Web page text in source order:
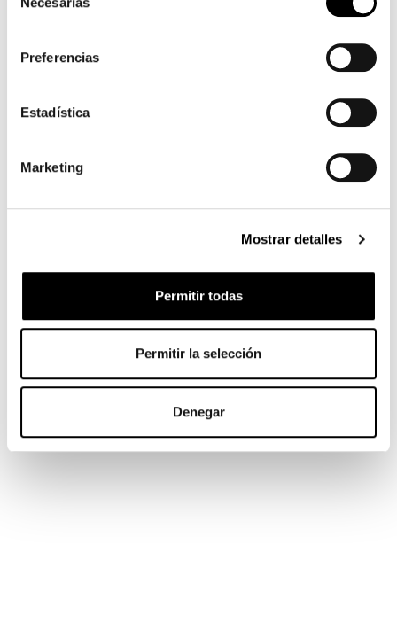
Preferencias
Estadística
Marketing
Mostrar detalles
Permitir todas
Permitir la selección
Denegar